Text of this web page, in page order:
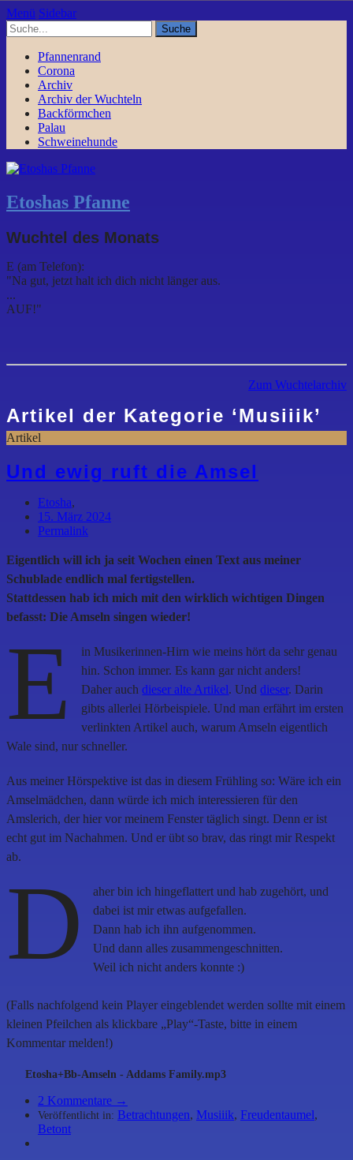
Menü Sidebar
Pfannenrand
Corona
Archiv
Archiv der Wuchteln
Backförmchen
Palau
Schweinehunde
Etoshas Pfanne
Wuchtel des Monats
E (am Telefon):
"Na gut, jetzt halt ich dich nicht länger aus.
...
AUF!"
Zum Wuchtelarchiv
Artikel der Kategorie ‘Musiiik’
Artikel
Und ewig ruft die Amsel
Etosha,
15. März 2024
Permalink
Eigentlich will ich ja seit Wochen einen Text aus meiner
Schublade endlich mal fertigstellen.
Stattdessen hab ich mich mit den wirklich wichtigen Dingen
befasst: Die Amseln singen wieder!
E
in Musikerinnen-Hirn wie meins hört da sehr genau
hin. Schon immer. Es kann gar nicht anders!
Daher auchdieser alte Artikel. Unddieser. Darin
gibts allerlei Hörbeispiele. Und man erfährt im ersten
verlinkten Artikel auch, warum Amseln eigentlich
Wale sind, nur schneller.
Aus meiner Hörspektive ist das in diesem Frühling so: Wäre ich ein
Amselmädchen, dann würde ich mich interessieren für den
Amslerich, der hier vor meinem Fenster täglich singt. Denn er ist
echt gut im Nachahmen. Und er übt so brav, das ringt mir Respekt
ab.
D
aher bin ich hingeflattert und hab zugehört, und
dabei ist mir etwas aufgefallen.
Dann hab ich ihn aufgenommen.
Und dann alles zusammengeschnitten.
Weil ich nicht anders konnte :)
(Falls nachfolgend kein Player eingeblendet werden sollte mit einem
kleinen Pfeilchen als klickbare „Play“-Taste, bitte in einem
Kommentar melden!)
Etosha+Bb-Amseln - Addams Family.mp3
2 Kommentare →
Veröffentlicht in: Betrachtungen, Musiiik, Freudentaumel,
Betont